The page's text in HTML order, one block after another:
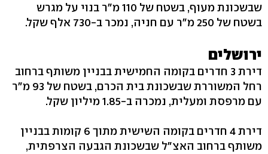
שבשכונת מעוף, בשטח של 110 מ"ר בנוי על מגרש
בשטח של 250 מ"ר עם חניה, נמכר ב-730 אלף שקל.
ירושלים
דירת 3 חדרים בקומה החמישית בבניין משותף ברחוב
רחל המשוררת שבשכונת בית הכרם, בשטח של 93 מ"ר
עם מרפסת ומעלית, נמכרה ב-1.85 מיליון שקל.
דירת 4 חדרים בקומה השישית מתוך 6 קומות בבניין
משותף ברחוב האצ"ל שבשכונת הגבעה הצרפתית,